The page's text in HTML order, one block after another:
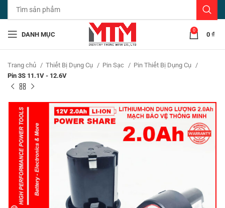
DANH MỤC
0
0 ₫
Trang chủ Thiết Bị Dụng Cụ Pin Sạc
Pin Thiết Bị Dụng Cụ
Pin 3S 11.1V - 12.6V